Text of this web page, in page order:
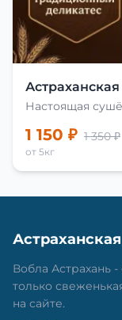
Настоящая
1 150 ₽ 1 350 ₽
от 5кг
Вобла Астрахань
только
на сайте.